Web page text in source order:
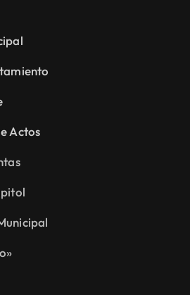
Actos